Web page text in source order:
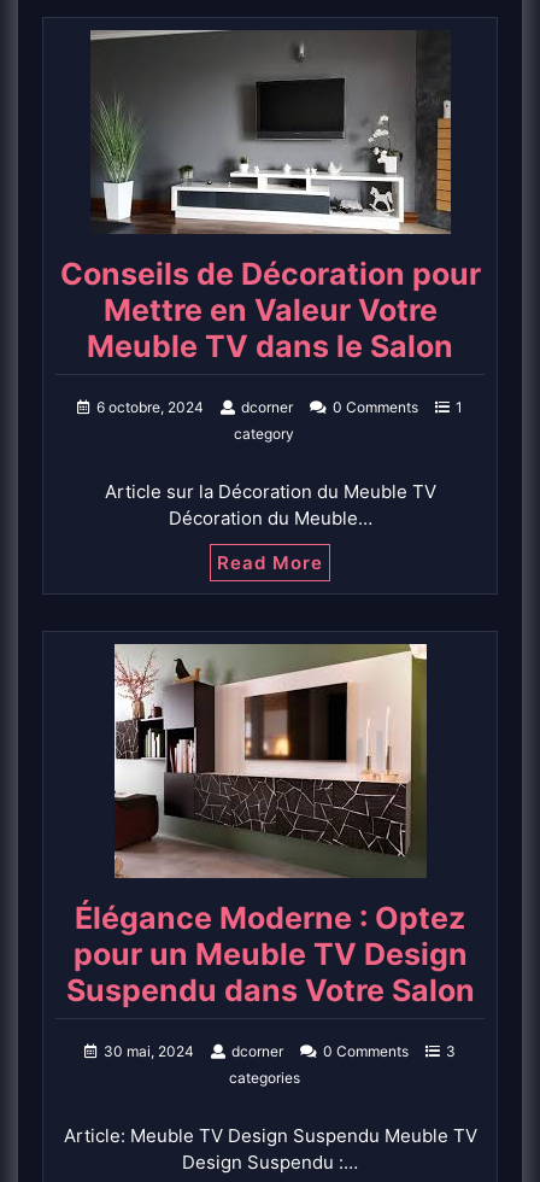
Conseils de Décoration pour
Mettre en Valeur Votre
Meuble TV dans le Salon
6 octobre, 2024 dcorner 0 Comments
1
category
Article sur la Décoration du Meuble TV
Décoration du Meuble…
Read More
Élégance Moderne : Optez
pour un Meuble TV Design
Suspendu dans Votre Salon
30 mai, 2024 dcorner 0 Comments
3
categories
Article: Meuble TV Design Suspendu Meuble TV
Design Suspendu :…